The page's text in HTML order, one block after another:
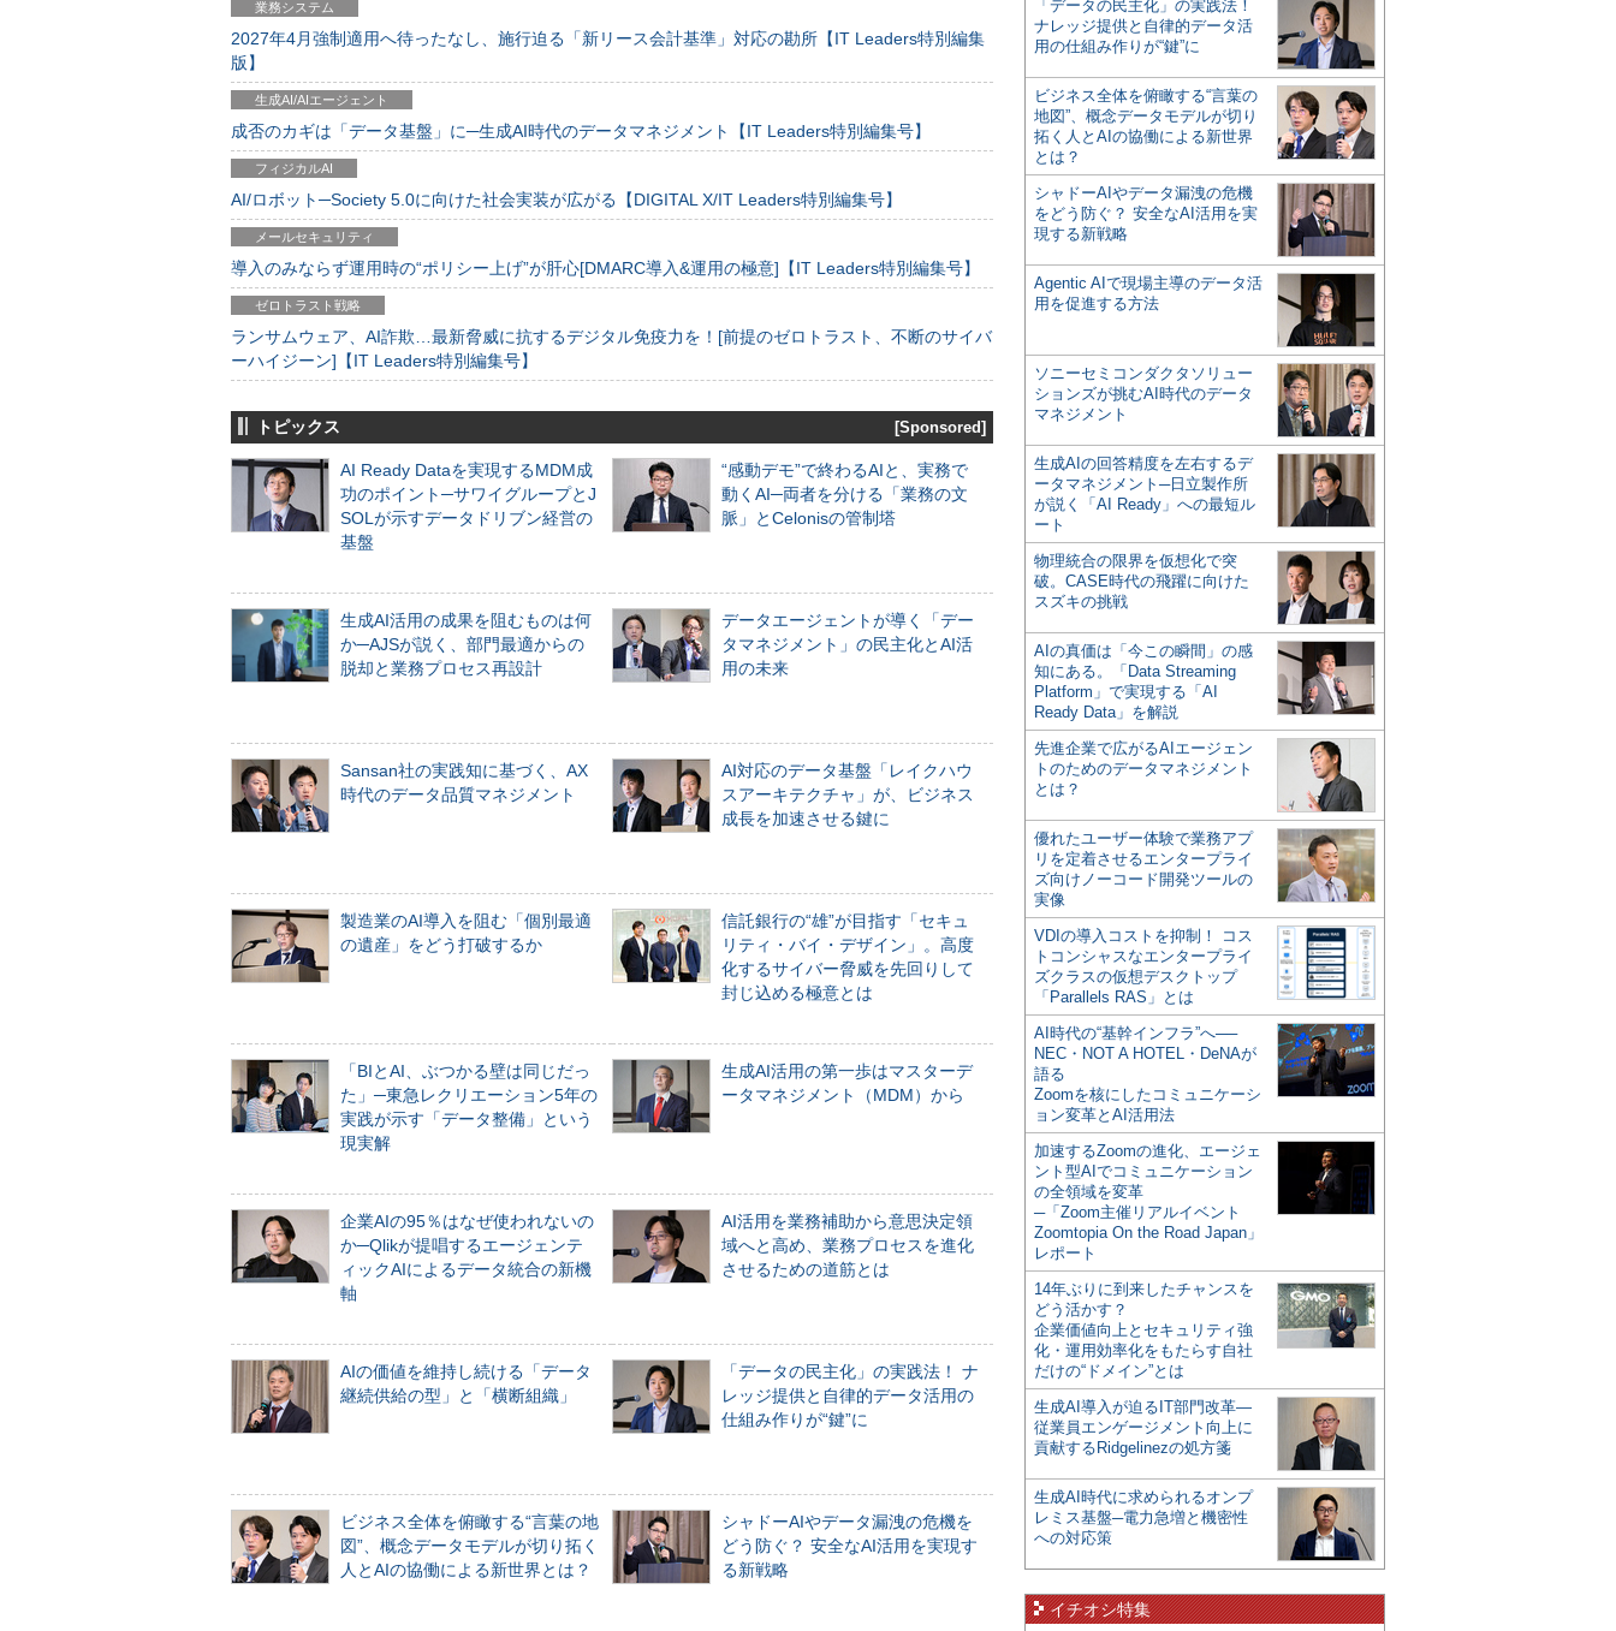
業務システム
2027年4月強制適用へ待ったなし、施行迫る「新リース会計基準」対応の勘所【IT Leaders特別編集
版】
生成AI/AIエージェント
成否のカギは「データ基盤」に─生成AI時代のデータマネジメント【IT Leaders特別編集号】
フィジカルAI
AI/ロボット─Society 5.0に向けた社会実装が広がる【DIGITAL X/IT Leaders特別編集号】
メールセキュリティ
導入のみならず運用時の“ポリシー上げ”が肝心[DMARC導入&運用の極意]【IT Leaders特別編集号】
ゼロトラスト戦略
ランサムウェア、AI詐欺…最新脅威に抗するデジタル免疫力を！[前提のゼロトラスト、不断のサイバ
ーハイジーン]【IT Leaders特別編集号】
トピックス [Sponsored]
AI Ready Dataを実現するMDM成
功のポイント─サワイグループとJ
SOLが示すデータドリブン経営の
基盤
“感動デモ”で終わるAIと、実務で
動くAI─両者を分ける「業務の文
脈」とCelonisの管制塔
生成AI活用の成果を阻むものは何
か─AJSが説く、部門最適からの
脱却と業務プロセス再設計
データエージェントが導く「デー
タマネジメント」の民主化とAI活
用の未来
Sansan社の実践知に基づく、AX
時代のデータ品質マネジメント
AI対応のデータ基盤「レイクハウ
スアーキテクチャ」が、ビジネス
成長を加速させる鍵に
製造業のAI導入を阻む「個別最適
の遺産」をどう打破するか
信託銀行の“雄”が目指す「セキュ
リティ・バイ・デザイン」。高度
化するサイバー脅威を先回りして
封じ込める極意とは
「BIとAI、ぶつかる壁は同じだっ
た」─東急レクリエーション5年の
実践が示す「データ整備」という
現実解
生成AI活用の第一歩はマスターデ
ータマネジメント（MDM）から
企業AIの95％はなぜ使われないの
か─Qlikが提唱するエージェンテ
ィックAIによるデータ統合の新機
軸
AI活用を業務補助から意思決定領
域へと高め、業務プロセスを進化
させるための道筋とは
AIの価値を維持し続ける「データ
継続供給の型」と「横断組織」
「データの民主化」の実践法！ ナ
レッジ提供と自律的データ活用の
仕組み作りが“鍵”に
ビジネス全体を俯瞰する“言葉の地
図”、概念データモデルが切り拓く
人とAIの協働による新世界とは？
シャドーAIやデータ漏洩の危機を
どう防ぐ？ 安全なAI活用を実現す
る新戦略
「データの民主化」の実践法！
ナレッジ提供と自律的データ活
用の仕組み作りが“鍵”に
ビジネス全体を俯瞰する“言葉の
地図”、概念データモデルが切り
拓く人とAIの協働による新世界
とは？
シャドーAIやデータ漏洩の危機
をどう防ぐ？ 安全なAI活用を実
現する新戦略
Agentic AIで現場主導のデータ活
用を促進する方法
ソニーセミコンダクタソリュー
ションズが挑むAI時代のデータ
マネジメント
生成AIの回答精度を左右するデ
ータマネジメント─日立製作所
が説く「AI Ready」への最短ル
ート
物理統合の限界を仮想化で突
破。CASE時代の飛躍に向けた
スズキの挑戦
AIの真価は「今この瞬間」の感
知にある。「Data Streaming
Platform」で実現する「AI
Ready Data」を解説
先進企業で広がるAIエージェン
トのためのデータマネジメント
とは？
優れたユーザー体験で業務アプ
リを定着させるエンタープライ
ズ向けノーコード開発ツールの
実像
VDIの導入コストを抑制！ コス
トコンシャスなエンタープライ
ズクラスの仮想デスクトップ
「Parallels RAS」とは
AI時代の“基幹インフラ”へ──
NEC・NOT A HOTEL・DeNAが
語る
Zoomを核にしたコミュニケーシ
ョン変革とAI活用法
加速するZoomの進化、エージェ
ント型AIでコミュニケーション
の全領域を変革
─「Zoom主催リアルイベント
Zoomtopia On the Road Japan」
レポート
14年ぶりに到来したチャンスを
どう活かす？
企業価値向上とセキュリティ強
化・運用効率化をもたらす自社
だけの“ドメイン”とは
生成AI導入が迫るIT部門改革―
従業員エンゲージメント向上に
貢献するRidgelinezの処方箋
生成AI時代に求められるオンプ
レミス基盤─電力急増と機密性
への対応策
イチオシ特集